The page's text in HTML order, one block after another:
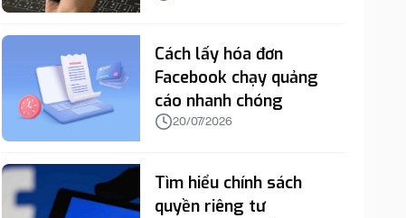
Cách lấy hóa đơn
Facebook chạy quảng
cáo nhanh chóng
20/07/2026
Tìm hiểu chính sách
quyền riêng tư